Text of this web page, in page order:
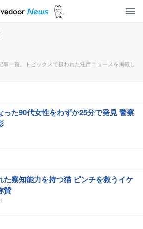
事一覧。トピックスで扱われた注目ニュースを掲載し
った90代女性をわずか25分で発見 警察
た察知能力を持つ猫 ピンチを救うイケ
賛